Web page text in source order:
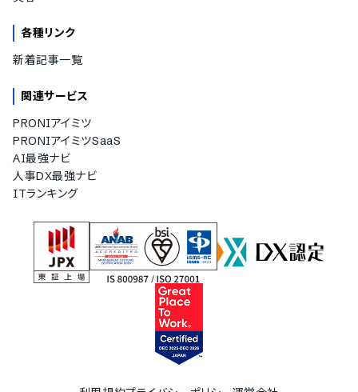
各種リンク
新着記事一覧
関連サービス
PRONIアイミツ
PRONIアイミツSaaS
AI最強ナビ
人事DX最強ナビ
ITランキング